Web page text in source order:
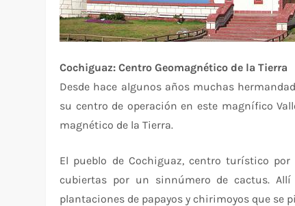
Cochiguaz: Centro Geomagnético de la Tierra
Desde hace algunos años muchas
su centro de operación en este magnífico
magnético de la Tierra.
El pueblo de Cochiguaz, centro turístico por
cubiertas por un sinnúmero de cactus.
plantaciones de papayos y chirimoyos que se